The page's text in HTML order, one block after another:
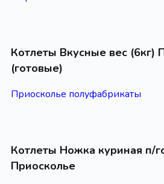
Котлеты Вкусные вес (6кг)
(готовые)
Приосколье полуфабрикаты
Котлеты Ножка куриная п/
Приосколье